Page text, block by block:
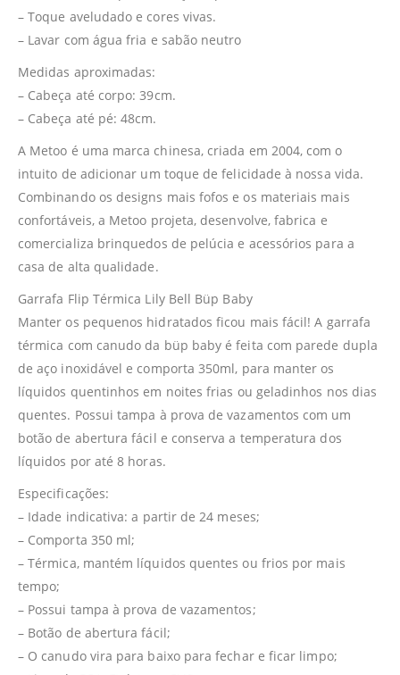
– Toque aveludado e cores vivas.
– Lavar com água fria e sabão neutro
Medidas aproximadas:
– Cabeça até corpo: 39cm.
– Cabeça até pé: 48cm.
A Metoo é uma marca chinesa, criada em 2004, com o
intuito de adicionar um toque de felicidade à nossa vida.
Combinando os designs mais fofos e os materiais mais
confortáveis, a Metoo projeta, desenvolve, fabrica e
comercializa brinquedos de pelúcia e acessórios para a
casa de alta qualidade.
Garrafa Flip Térmica Lily Bell Büp Baby
Manter os pequenos hidratados ficou mais fácil! A garrafa
térmica com canudo da büp baby é feita com parede dupla
de aço inoxidável e comporta 350ml, para manter os
líquidos quentinhos em noites frias ou geladinhos nos dias
quentes. Possui tampa à prova de vazamentos com um
botão de abertura fácil e conserva a temperatura dos
líquidos por até 8 horas.
Especificações:
– Idade indicativa: a partir de 24 meses;
– Comporta 350 ml;
– Térmica, mantém líquidos quentes ou frios por mais
tempo;
– Possui tampa à prova de vazamentos;
– Botão de abertura fácil;
– O canudo vira para baixo para fechar e ficar limpo;